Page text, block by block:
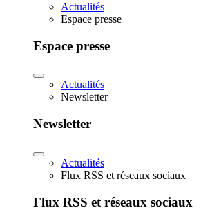
Actualités
Espace presse
Espace presse
Actualités
Newsletter
Newsletter
Actualités
Flux RSS et réseaux sociaux
Flux RSS et réseaux sociaux